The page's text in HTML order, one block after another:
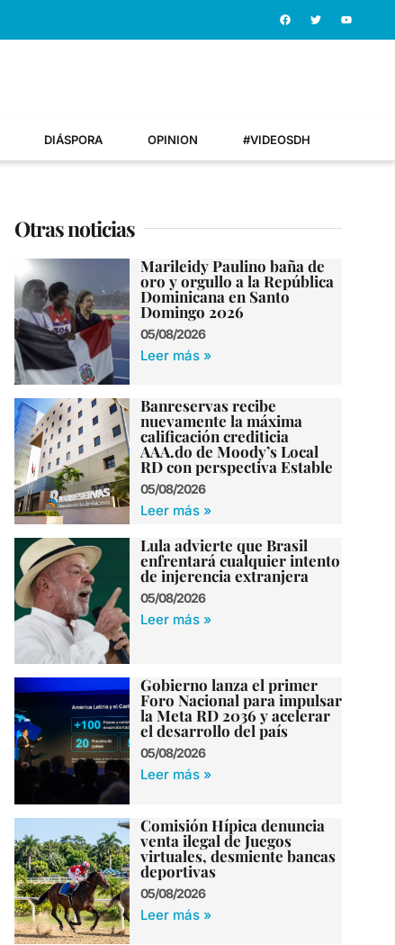
DIÁSPORA OPINION #VIDEOSDH
Otras noticias
Marileidy Paulino baña de
oro y orgullo a la República
Dominicana en Santo
Domingo 2026
05/08/2026
Leer más »
Banreservas recibe
nuevamente la máxima
calificación crediticia
AAA.do de Moody’s Local
RD con perspectiva Estable
05/08/2026
Leer más »
Lula advierte que Brasil
enfrentará cualquier intento
de injerencia extranjera
05/08/2026
Leer más »
Gobierno lanza el primer
Foro Nacional para impulsar
la Meta RD 2036 y acelerar
el desarrollo del país
05/08/2026
Leer más »
Comisión Hípica denuncia
venta ilegal de Juegos
virtuales, desmiente bancas
deportivas
05/08/2026
Leer más »